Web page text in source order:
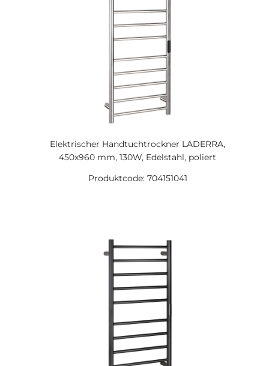
Elektrischer Handtuchtrockner LADERRA,
450x960 mm, 130W, Edelstahl, poliert
Produktcode: 704151041